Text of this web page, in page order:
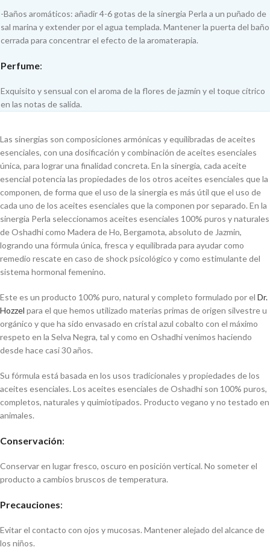
-Baños aromáticos: añadir 4-6 gotas de la sinergia Perla a un puñado de
sal marina y extender por el agua templada. Mantener la puerta del baño
cerrada para concentrar el efecto de la aromaterapia.
Perfume:
Exquisito y sensual con el aroma de la flores de jazmín y el toque cítrico
en las notas de salida.
Las sinergias son composiciones armónicas y equilibradas de aceites
esenciales, con una dosificación y combinación de aceites esenciales
única, para lograr una finalidad concreta. En la sinergia, cada aceite
esencial potencia las propiedades de los otros aceites esenciales que la
componen, de forma que el uso de la sinergia es más útil que el uso de
cada uno de los aceites esenciales que la componen por separado. En la
sinergia Perla seleccionamos aceites esenciales 100% puros y naturales
de Oshadhi como Madera de Ho, Bergamota, absoluto de Jazmin,
logrando una fórmula única, fresca y equilibrada para ayudar como
remedio rescate en caso de shock psicológico y como estimulante del
sistema hormonal femenino.
Este es un producto 100% puro, natural y completo formulado por el Dr.
Hozzel para el que hemos utilizado materias primas de origen silvestre u
orgánico y que ha sido envasado en cristal azul cobalto con el máximo
respeto en la Selva Negra, tal y como en Oshadhi venimos haciendo
desde hace casi 30 años.
Su fórmula está basada en los usos tradicionales y propiedades de los
aceites esenciales. Los aceites esenciales de Oshadhi son 100% puros,
completos, naturales y quimiotipados. Producto vegano y no testado en
animales.
Conservación:
Conservar en lugar fresco, oscuro en posición vertical. No someter el
producto a cambios bruscos de temperatura.
Precauciones:
Evitar el contacto con ojos y mucosas. Mantener alejado del alcance de
los niños.